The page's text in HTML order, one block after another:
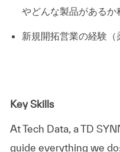
やどんな製品があるか
新規開拓営業の経験（
Key Skills
AtTech Data, a TD
guide everything we